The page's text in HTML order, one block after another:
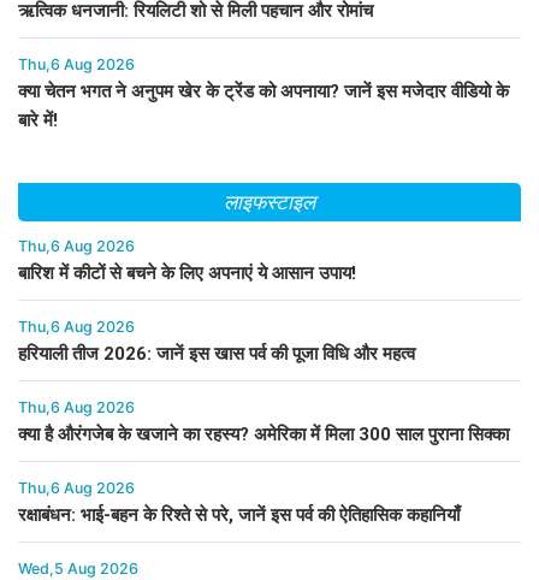
ऋत्विक धनजानी: रियलिटी शो से मिली पहचान और रोमांच
Thu,6 Aug 2026
क्या चेतन भगत ने अनुपम खेर के ट्रेंड को अपनाया? जानें इस मजेदार वीडियो के
बारे में!
लाइफस्टाइल
Thu,6 Aug 2026
बारिश में कीटों से बचने के लिए अपनाएं ये आसान उपाय!
Thu,6 Aug 2026
हरियाली तीज 2026: जानें इस खास पर्व की पूजा विधि और महत्व
Thu,6 Aug 2026
क्या है औरंगजेब के खजाने का रहस्य? अमेरिका में मिला 300 साल पुराना सिक्का
Thu,6 Aug 2026
रक्षाबंधन: भाई-बहन के रिश्ते से परे, जानें इस पर्व की ऐतिहासिक कहानियाँ
Wed,5 Aug 2026